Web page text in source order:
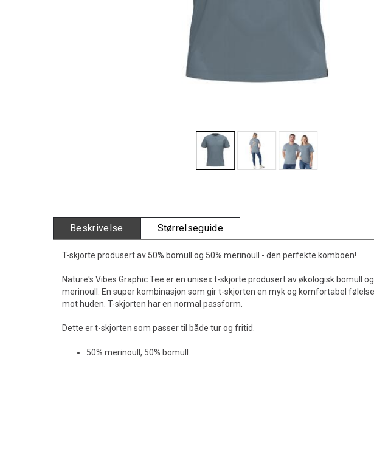
Beskrivelse Størrelseguide
T-skjorte produsert av 50% bomull og 50% merinoull - den perfekte komboen!
Nature's Vibes Graphic Tee er en unisex t-skjorte produsert av økologisk bomull og
merinoull. En super kombinasjon som gir t-skjorten en myk og komfortabel følelse
mot huden. T-skjorten har en normal passform.
Dette er t-skjorten som passer til både tur og fritid.
50% merinoull, 50% bomull